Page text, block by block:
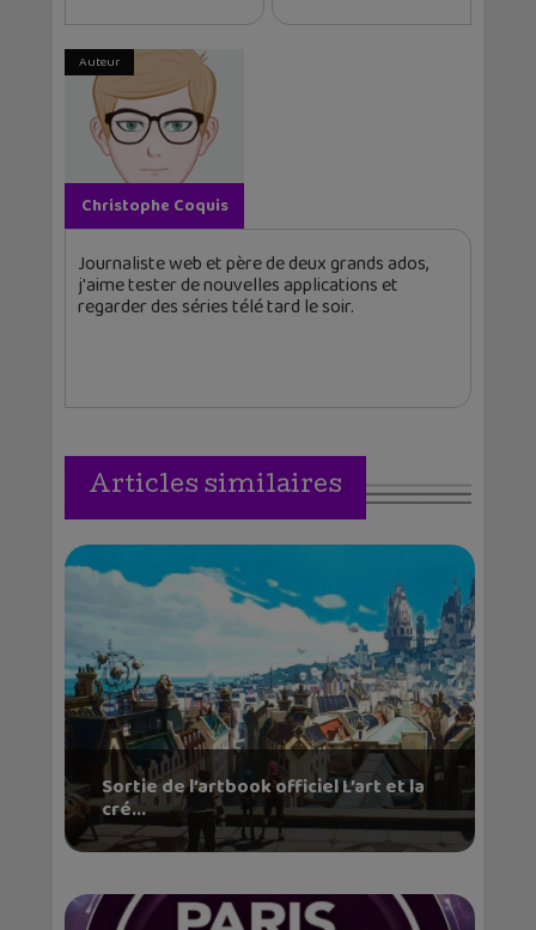
Auteur
Christophe Coquis
Journaliste web et père de deux grands ados,
j'aime tester de nouvelles applications et
regarder des séries télé tard le soir.
Articles similaires
Sortie de l’artbook officiel L’art et la
cré...